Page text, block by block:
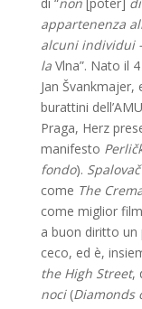
di “non [poter]
appartenenza
alcuni individui
la Vlna”. Nato il
Jan
burattini
Praga, Herz
manifesto
fondo).
come The
come miglior
a buon diritto un
ceco, ed è,
the High Street,
noci(Diamonds